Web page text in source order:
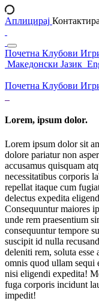
Аплицирај
Почетна Клубови
Македонски Јазик
Почетна Клубови
Lorem, ipsum dolor.
Lorem ipsum dolor sit
dolore pariatur non
accusamus quisquam
necessitatibus corporis
repellat itaque cum
delectus expedita
Consequuntur maiores
unde rem praesentium
consequuntur tempore
suscipit id nulla
deleniti rem, soluta
omnis quod ullam sequi
nisi eligendi expedita!
fuga corporis incidunt
impedit!